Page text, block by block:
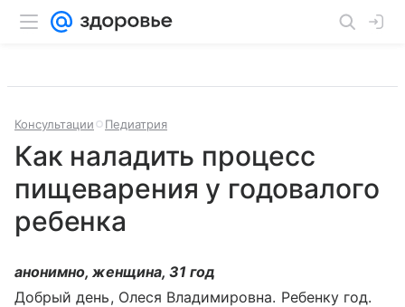
Консультации Педиатрия
Как наладить процесс
пищеварения у годовалого
ребенка
анонимно, женщина, 31 год
Добрый день, Олеся Владимировна. Ребенку год.